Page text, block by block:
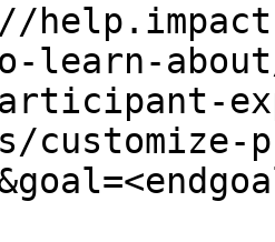
about/
customize-